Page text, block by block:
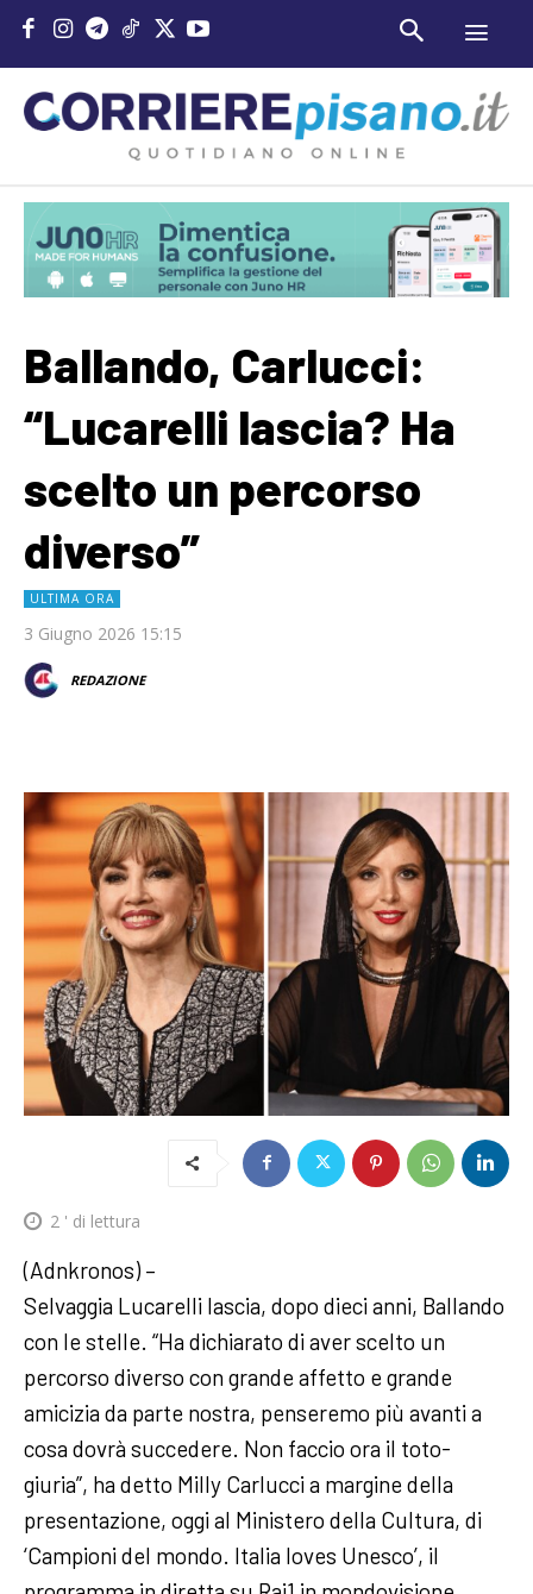
Ballando, Carlucci:
“Lucarelli lascia? Ha
scelto un percorso
diverso”
ULTIMA ORA
3 Giugno 2026 15:15
REDAZIONE
2 ' di lettura
(Adnkronos) –
Selvaggia Lucarelli lascia, dopo dieci anni, Ballando
con le stelle. “Ha dichiarato di aver scelto un
percorso diverso con grande affetto e grande
amicizia da parte nostra, penseremo più avanti a
cosa dovrà succedere. Non faccio ora il toto-
giuria”, ha detto Milly Carlucci a margine della
presentazione, oggi al Ministero della Cultura, di
‘Campioni del mondo. Italia loves Unesco’, il